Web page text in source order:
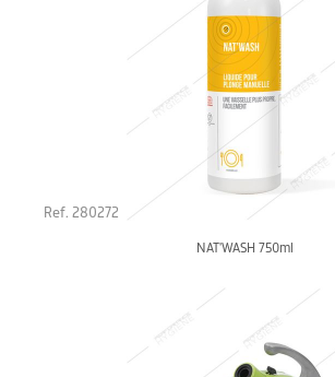
Ref. 280272
NAT'WASH 750ml